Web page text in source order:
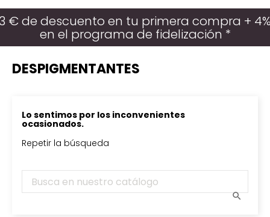
palanca
€ de descuento en tu primera compra +
en el programa de fidelización *
DESPIGMENTANTES
Lo sentimos por los inconvenientes
ocasionados.
Repetir la búsqueda
